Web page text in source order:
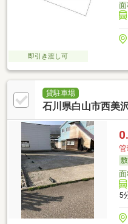
即引き渡し可
貸駐車場
石川県白山市西美
5